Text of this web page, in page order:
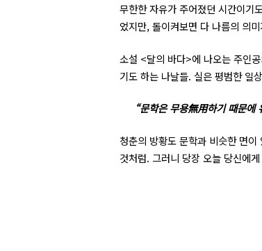
무한한 자유가 주어졌던 시간이기
었지만, 돌이켜보면 다 나름의 의
소설 <달의 바다>에 나오는 주인
기도 하는 나날들. 실은 평범한 일
“문학은 무용無用하기 때문에
청춘의 방황도 문학과 비슷한 면
것처럼. 그러니 당장 오늘 당신에